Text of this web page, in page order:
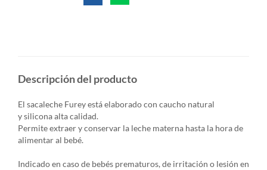
Descripción del producto
El sacaleche Furey está elaborado con caucho natural
y silicona alta calidad.
Permite extraer y conservar la leche materna hasta la hora de
alimentar al bebé.
Indicado en caso de bebés prematuros, de irritación o lesión en